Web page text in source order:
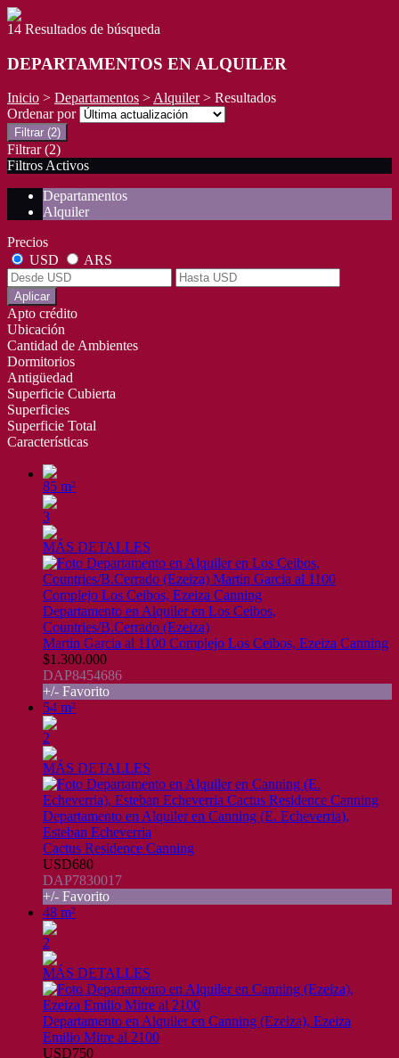
14 Resultados de búsqueda
DEPARTAMENTOS EN ALQUILER
Inicio > Departamentos >Alquiler> Resultados
Ordenar por
Filtrar (2)
Filtrar (2)
Filtros Activos
Departamentos
Alquiler
Precios
USD
ARS
Aplicar
Apto crédito
Ubicación
Cantidad de Ambientes
Dormitorios
Antigüedad
Superficie Cubierta
Superficies
Superficie Total
Características
85 m²
3
MÁS DETALLES
Departamento en Alquiler en Los Ceibos,
Countries/B.Cerrado (Ezeiza)
Martin Garcia al 1100 Complejo Los Ceibos, Ezeiza Canning
$1.300.000
DAP8454686
+/- Favorito
54 m²
2
MÁS DETALLES
Departamento en Alquiler en Canning (E. Echeverria),
Esteban Echeverria
Cactus Residence Canning
USD680
DAP7830017
+/- Favorito
48 m²
2
MÁS DETALLES
Departamento en Alquiler en Canning (Ezeiza), Ezeiza
Emilio Mitre al 2100
USD750